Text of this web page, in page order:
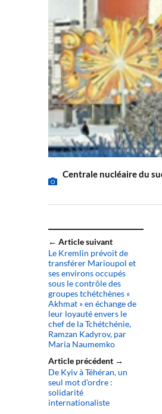
Centrale nucléaire du
← Article suivant
Le Kremlin prévoit de
transférer Marioupol et
ses environs occupés
sous le contrôle des
groupes tchétchènes «
Akhmat » en échange de
leur loyauté envers le
chef de la Tchétchénie,
Ramzan Kadyrov, par
Maria Naumemko
Article précédent →
De Kyiv à Téhéran, un
seul mot d’ordre :
solidarité
internationaliste